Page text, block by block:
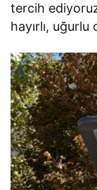
tercih
hayırlı, uğurlu